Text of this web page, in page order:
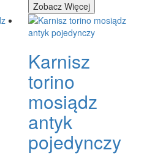
Zobacz Więcej
Karnisz
torino
mosiądz
antyk
pojedynczy